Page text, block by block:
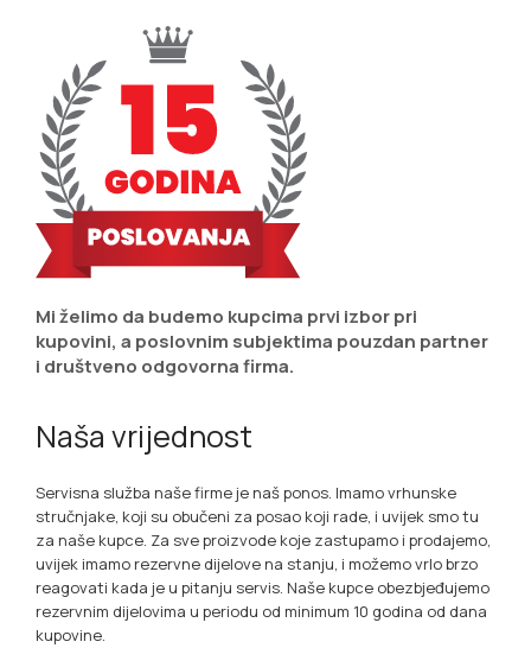
Mi želimo da budemo kupcima prvi izbor pri
kupovini, a poslovnim subjektima pouzdan partner
i društveno odgovorna firma.
Naša vrijednost
Servisna služba naše firme je naš ponos. Imamo vrhunske
stručnjake, koji su obučeni za posao koji rade, i uvijek smo tu
za naše kupce. Za sve proizvode koje zastupamo i prodajemo,
uvijek imamo rezervne dijelove na stanju, i možemo vrlo brzo
reagovati kada je u pitanju servis. Naše kupce obezbjeđujemo
rezervnim dijelovima u periodu od minimum 10 godina od dana
kupovine.